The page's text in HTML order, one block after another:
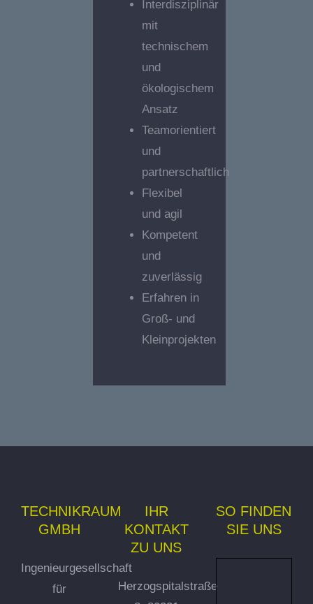
Interdisziplinär
mit
technischem
und
ökologischem
Ansatz
Teamorientiert
und
partnerschaftlich
Flexibel
und agil
Kompetent
und
zuverlässig
Erfahren in
Groß- und
Kleinprojekten
TECHNIKRAUM
GMBH
Ingenieurgesellschaft
für
IHR
KONTAKT
ZU UNS
Herzogspitalstraße
SO FINDEN
SIE UNS